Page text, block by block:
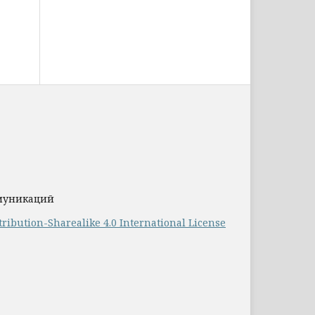
Sharealike 4.0 International License